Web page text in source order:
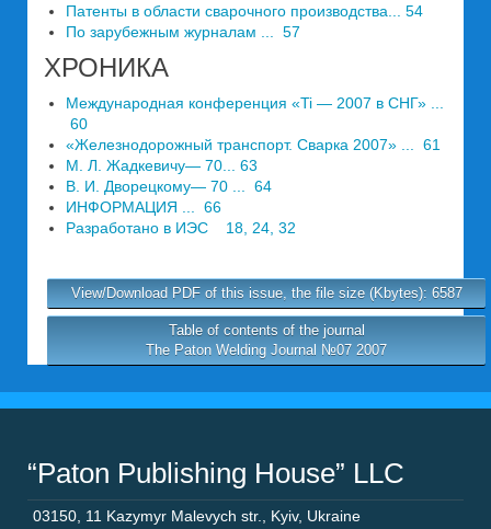
Патенты в области сварочного производства... 54
По зарубежным журналам ... 57
ХРОНИКА
Международная конференция «Ti — 2007 в СНГ» ...
60
«Железнодорожный транспорт. Сварка 2007» ... 61
М. Л. Жадкевичу— 70... 63
B. И. Дворецкому— 70 ... 64
ИНФОРМАЦИЯ ... 66
Разработано в ИЭС 18, 24, 32
View/Download PDF of this issue, the file size (Kbytes): 6587
Table of contents of the journal
The Paton Welding Journal №07 2007
“Paton Publishing House” LLC
03150 11 Kazymyr Malevych str. Kyiv, Ukraine